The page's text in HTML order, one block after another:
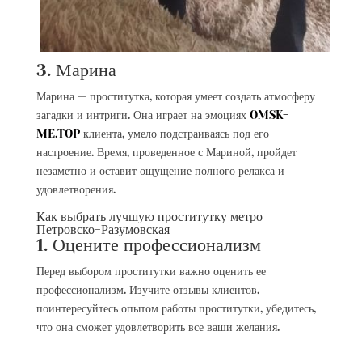
3. Марина
Марина — проститутка, которая умеет создать атмосферу
загадки и интриги. Она играет на эмоциях OMSK-
ME.TOPклиента, умело подстраиваясь под его
настроение. Время, проведенное с Мариной, пройдет
незаметно и оставит ощущение полного релакса и
удовлетворения.
Как выбрать лучшую проститутку метро
Петровско-Разумовская
1. Оцените профессионализм
Перед выбором проститутки важно оценить ее
профессионализм. Изучите отзывы клиентов,
поинтересуйтесь опытом работы проститутки, убедитесь,
что она сможет удовлетворить все ваши желания.